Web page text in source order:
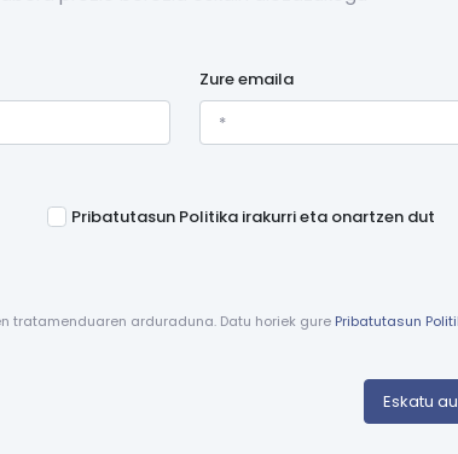
Zure emaila
Pribatutasun Politika irakurri eta onartzen dut
tratamenduaren arduraduna. Datu horiek gure Pribatutasun